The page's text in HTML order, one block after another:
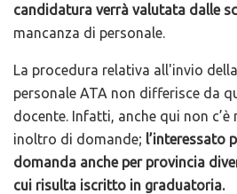
candidatura verrà valutata dalle
mancanza di personale.
La procedura relativa all'invio
personale ATA non differisce da
docente. Infatti, anche qui non
inoltro di domande; l’interessato
domanda anche per provincia
cui risulta iscritto in graduatoria.